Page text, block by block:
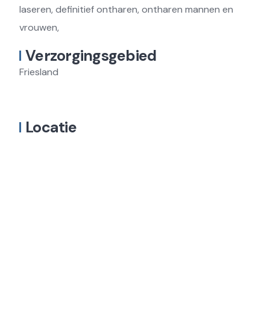
laseren, definitief ontharen, ontharen mannen en
vrouwen,
Verzorgingsgebied
Friesland
Locatie